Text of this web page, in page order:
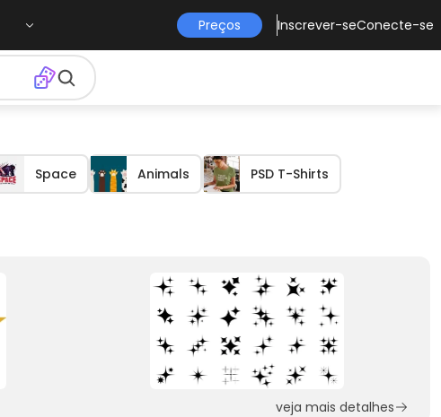
Preços Inscrever-seConecte-se
Space Animals PSD T-Shirts
veja mais detalhes